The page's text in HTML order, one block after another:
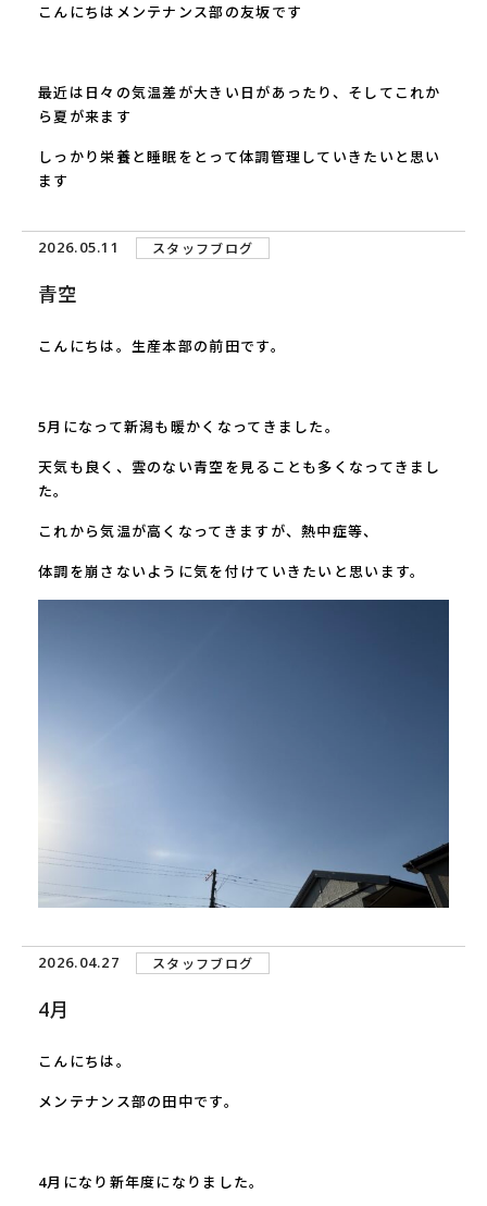
こんにちはメンテナンス部の友坂です
最近は日々の気温差が大きい日があったり、そしてこれか
ら夏が来ます
しっかり栄養と睡眠をとって体調管理していきたいと思い
ます
2026.05.11 スタッフブログ
青空
こんにちは。生産本部の前田です。
5月になって新潟も暖かくなってきました。
天気も良く、雲のない青空を見ることも多くなってきまし
た。
これから気温が高くなってきますが、熱中症等、
体調を崩さないように気を付けていきたいと思います。
2026.04.27 スタッフブログ
4月
こんにちは。
メンテナンス部の田中です。
4月になり新年度になりました。